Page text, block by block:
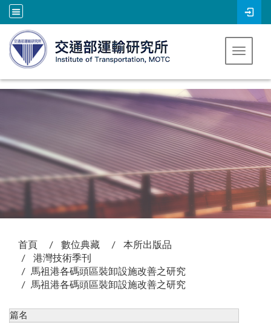
跳到主要內容
Toggle
首頁 數位典藏
本所出版品
港灣技術季刊
馬祖港各碼頭區裝卸設施改善之研究
馬祖港各碼頭區裝卸設施改善之研究
篇名